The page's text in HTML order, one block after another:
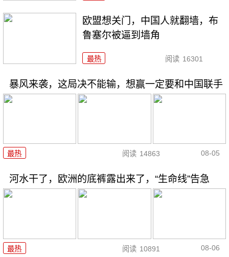
欧盟想关门，中国人就翻墙，布
鲁塞尔被逼到墙角
最热 阅读 16301
暴风来袭，这局决不能输，想赢一定要和中国联手
最热 阅读 14863 08-05
河水干了，欧洲的底裤露出来了，“生命线”告急
最热 阅读 10891 08-06